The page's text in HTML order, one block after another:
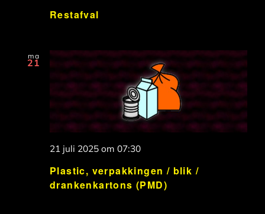
Restafval
ma
21
Plastic, verpakkingen / blik /
drankenkartons (PMD)
21 juli 2025 om 07:30